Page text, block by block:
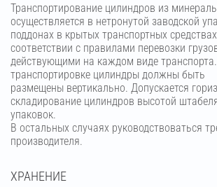
Транспортирование цилиндров из
осуществляется в нетронутой заводской
поддонах в крытых транспортных
соответствии с правилами перевозки
действующими на каждом виде
транспортировке цилиндры должны быть
размещены вертикально. Допускается
складирование цилиндров высотой
упаковок.
В остальных случаях руководствоваться
производителя.
ХРАНЕНИЕ